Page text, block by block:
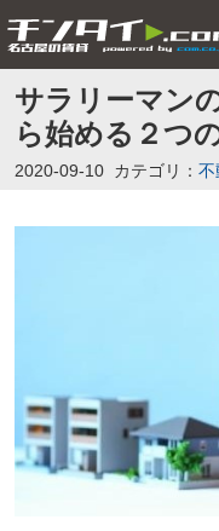
サラリーマン
ら始める２つ
2020-09-10 カテゴリ： 不